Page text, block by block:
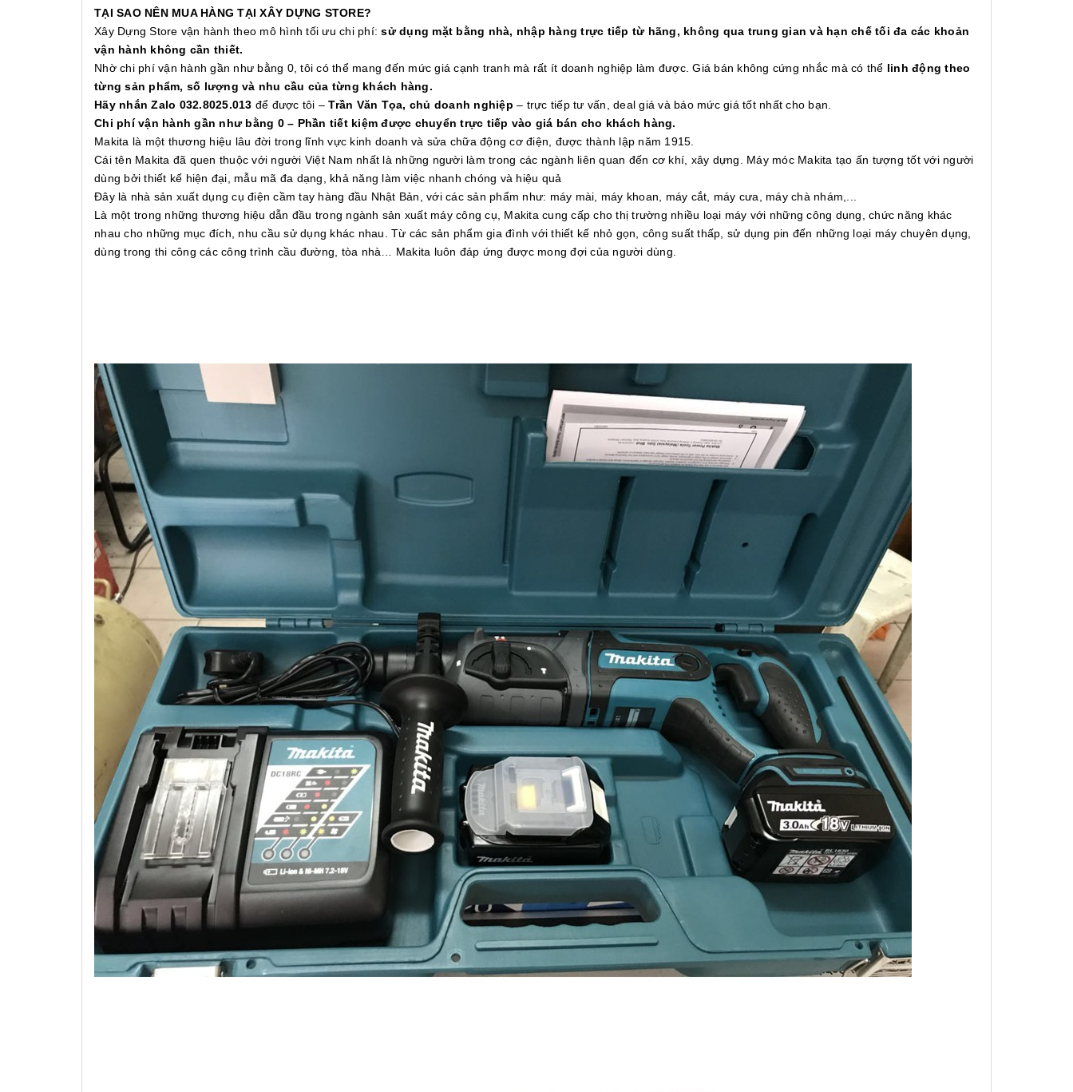
TẠI SAO NÊN MUA HÀNG TẠI XÂY DỰNG STORE?
Xây Dựng Store vận hành theo mô hình tối ưu chi phí:sử dụng mặt bằng nhà, nhập hàng trực tiếp từ hãng, không qua trung gian và hạn chế tối đa các khoản
vận hành không cần thiết.
Nhờ chi phí vận hành gần như bằng 0, tôi có thể mang đến mức giá cạnh tranh mà rất ít doanh nghiệp làm được. Giá bán không cứng nhắc mà có thể linh động theo
từng sản phẩm, số lượng và nhu cầu của từng khách hàng.
Hãy nhắn Zalo 032.8025.013 để được tôi –Trần Văn Tọa, chủ doanh nghiệp – trực tiếp tư vấn, deal giá và báo mức giá tốt nhất cho bạn.
Chi phí vận hành gần như bằng 0 – Phần tiết kiệm được chuyển trực tiếp vào giá bán cho khách hàng.
Makita là một thương hiệu lâu đời trong lĩnh vực kinh doanh và sửa chữa động cơ điện, được thành lập năm 1915.
Cái tên Makita đã quen thuộc với người Việt Nam nhất là những người làm trong các ngành liên quan đến cơ khí, xây dựng. Máy móc Makita tạo ấn tượng tốt với người
dùng bởi thiết kế hiện đại, mẫu mã đa dạng, khả năng làm việc nhanh chóng và hiệu quả
Đây là nhà sản xuất dụng cụ điện cầm tay hàng đầu Nhật Bản, với các sản phẩm như: máy mài, máy khoan, máy cắt, máy cưa, máy chà nhám,...
Là một trong những thương hiệu dẫn đầu trong ngành sản xuất máy công cụ, Makita cung cấp cho thị trường nhiều loại máy với những công dụng, chức năng khác
nhau cho những mục đích, nhu cầu sử dụng khác nhau. Từ các sản phẩm gia đình với thiết kế nhỏ gọn, công suất thấp, sử dụng pin đến những loại máy chuyên dụng,
dùng trong thi công các công trình cầu đường, tòa nhà… Makita luôn đáp ứng được mong đợi của người dùng.